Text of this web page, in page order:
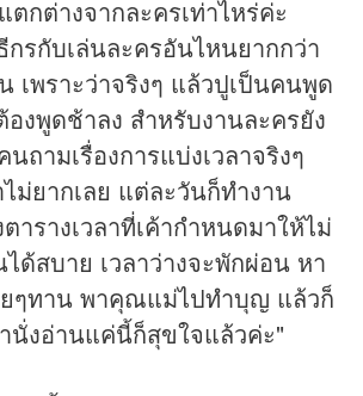
ตกต่างจากละครเท่าไหร่ค่ะ
กรกับเล่นละครอันไหนยากกว่า
เพราะว่าจริงๆ แล้วปูเป็นคนพูด
องพูดช้าลง สำหรับงานละครยัง
ถามเรื่องการแบ่งเวลาจริงๆ
ไม่ยากเลย แต่ละวันก็ทำงาน
ารางเวลาที่เค้ากำหนดมาให้ไม่
ด้สบาย เวลาว่างจะพักผ่อน หา
ๆทาน พาคุณแม่ไปทำบุญ แล้วก็
นั่งอ่านแค่นี้ก็สุขใจแล้วค่ะ"